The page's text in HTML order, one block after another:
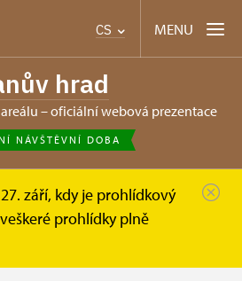
CS MENU
hrad
– oficiální webová prezentace
NÁVŠTĚVNÍ DOBA
září, kdy je prohlídkový
prohlídky plně
pro návštěvníky Kontakt